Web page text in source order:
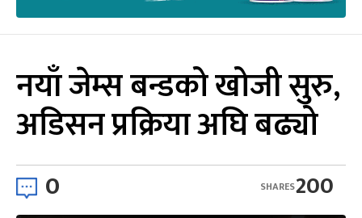
नयाँ जेम्स बन्डको खोजी सुरु,
अडिसन प्रक्रिया अघि बढ्यो
0 200
SHARES